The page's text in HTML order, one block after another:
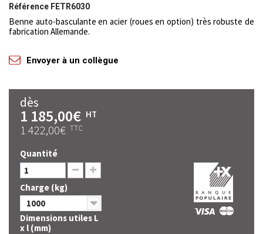
Référence FETR6030
Benne auto-basculante en acier (roues en option) très robuste de
fabrication Allemande.
Envoyer à un collègue
dès
1 185,00€ HT
1 422,00€ TTC
Quantité
Charge (kg)
1000
Dimensions utiles L
x l (mm)